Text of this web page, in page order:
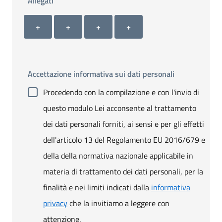
Allegato 1
+
Allegato 2
+
Allegato 3
+
Allegato 4
+
Accettazione informativa sui dati personali
Procedendo con la compilazione e con l'invio di
questo modulo Lei acconsente al trattamento
dei dati personali forniti, ai sensi e per gli effetti
dell'articolo 13 del Regolamento EU 2016/679 e
della della normativa nazionale applicabile in
materia di trattamento dei dati personali, per la
finalità e nei limiti indicati dalla informativa
privacyche la invitiamo a leggere con
attenzione.